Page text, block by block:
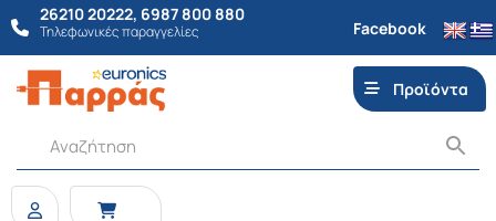
26210 20222, 6987 800 880
Τηλεφωνικές παραγγελίες Facebook
Προϊόντα